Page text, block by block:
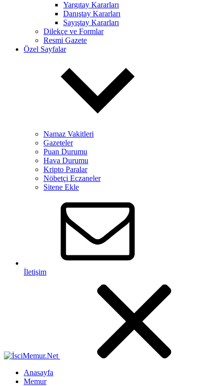
Yargıtay Kararları
Danıştay Kararları
Sayıştay Kararları
Dilekçe ve Formlar
Resmi Gazete
Özel Sayfalar
Namaz Vakitleri
Gazeteler
Puan Durumu
Hava Durumu
Kripto Paralar
Nöbetçi Eczaneler
Sitene Ekle
İletişim
Anasayfa
Memur